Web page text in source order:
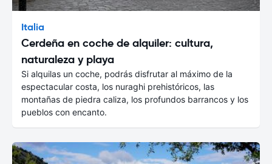
Italia
Cerdeña en coche de alquiler: cultura,
naturaleza y playa
Si alquilas un coche, podrás disfrutar al máximo de la
espectacular costa, los nuraghi prehistóricos, las
montañas de piedra caliza, los profundos barrancos y los
pueblos con encanto.